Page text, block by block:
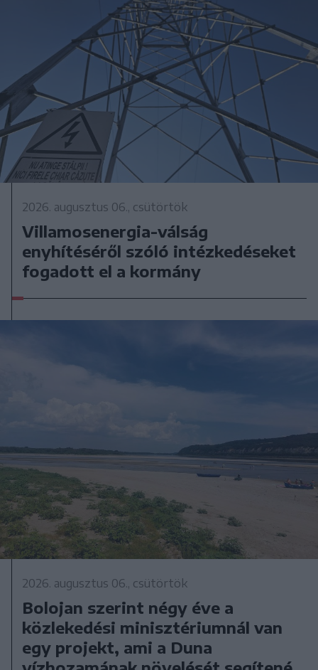
2026. augusztus 06., csütörtök
Villamosenergia-válság
enyhítéséről szóló intézkedéseket
fogadott el a kormány
2026. augusztus 06., csütörtök
Bolojan szerint négy éve a
közlekedési minisztériumnál van
egy projekt, ami a Duna